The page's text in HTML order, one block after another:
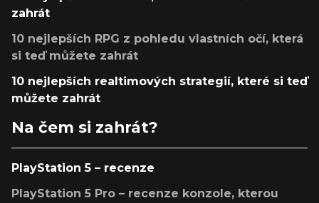
zahrát
10 nejlepších RPG z pohledu vlastních očí, která
si teď můžete zahrát
10 nejlepších realtimových strategií, které si teď
můžete zahrát
Na čem si zahrát?
PlayStation 5 – recenze
PlayStation 5 Pro – recenze konzole, kterou